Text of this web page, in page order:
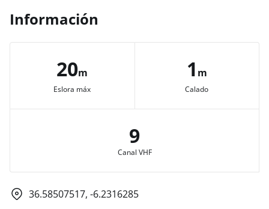
Información
20m
Eslora máx
1 m
Calado
9
Canal VHF
36.58507517, -6.2316285